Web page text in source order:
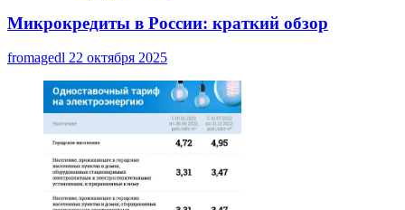
Микрокредиты в России: краткий обзор
fromagedl 22 октября 2025